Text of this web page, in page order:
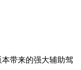
带来的强大辅助驾